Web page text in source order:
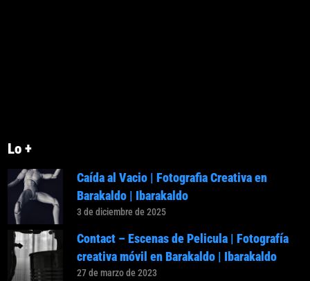
Lo +
Caída al Vacio | Fotografia Creativa en
Barakaldo | Ibarakaldo
3 de diciembre de 2025
Contact – Escenas de Pelicula | Fotografía
creativa móvil en Barakaldo | Ibarakaldo
27 de marzo de 2023